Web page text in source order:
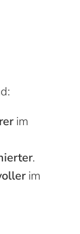
im
.
im